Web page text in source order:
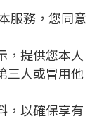
服務，您同意
，提供您本人
三人或冒用他
，以確保享有